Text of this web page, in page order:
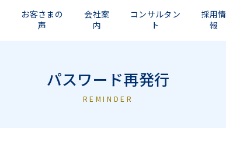
お客さまの
声
会社案
内
コンサルタン
ト
採用情
報
パスワード再発行
REMINDER